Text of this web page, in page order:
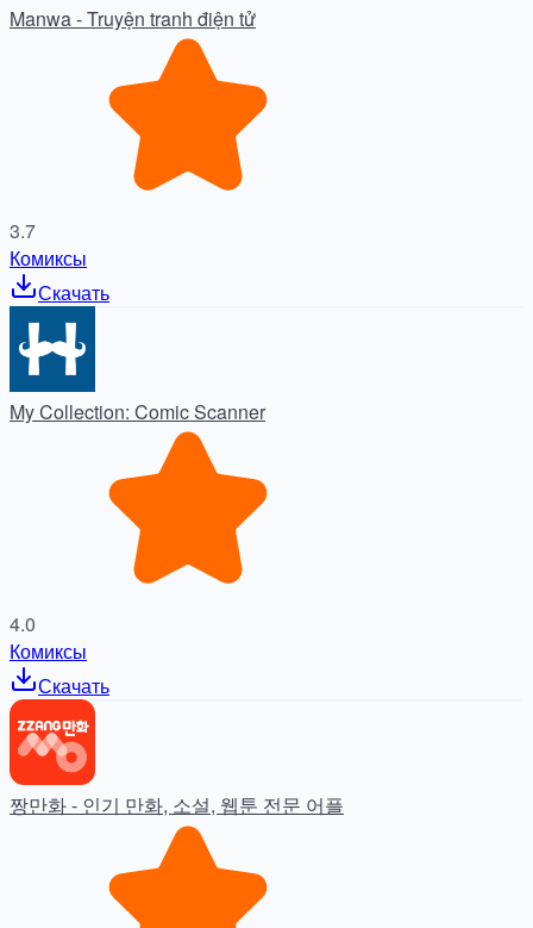
Manwa - Truyện tranh điện tử
3.7
Комиксы
Скачать
My Collection: Comic Scanner
4.0
Комиксы
Скачать
짱만화 - 인기 만화, 소설, 웹툰 전문 어플